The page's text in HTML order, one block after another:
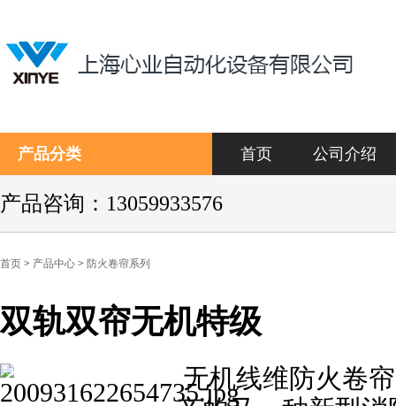
产品分类 首页 公司介绍
产品咨询：13059933576
首页 > 产品中心 > 防火卷帘系列
双轨双帘无机特级
关键词：双轨双帘无机特级
无机线维防火卷